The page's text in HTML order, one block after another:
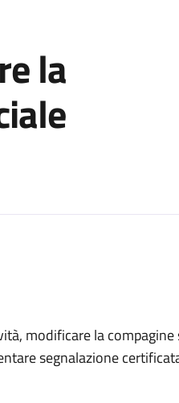
la
modificare la compagine
segnalazione